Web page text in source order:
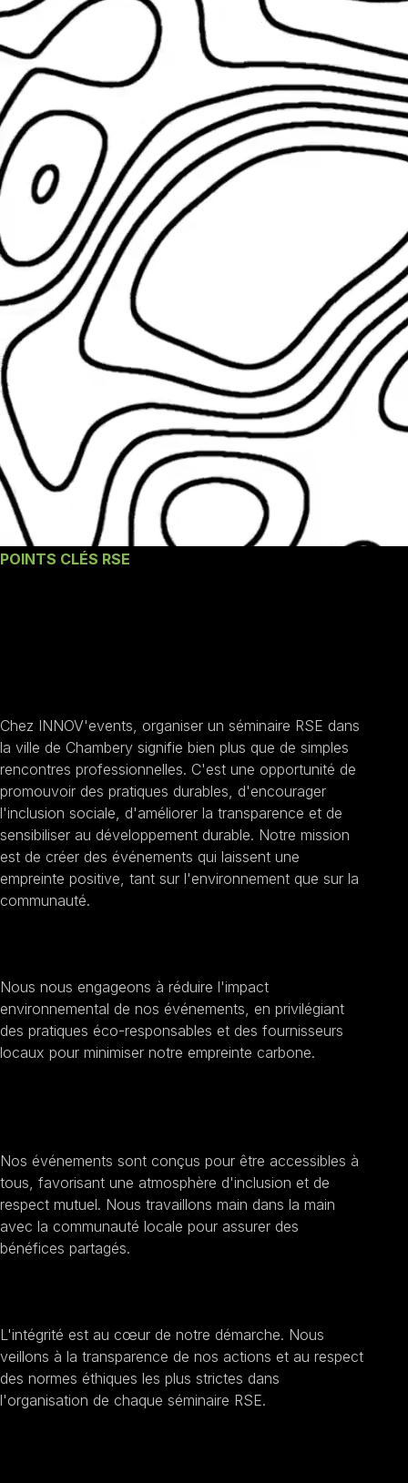
POINTS CLÉS RSE
Chez INNOV'events, organiser un séminaire RSE dans
la ville de Chambery signifie bien plus que de simples
rencontres professionnelles. C'est une opportunité de
promouvoir des pratiques durables, d'encourager
l'inclusion sociale, d'améliorer la transparence et de
sensibiliser au développement durable. Notre mission
est de créer des événements qui laissent une
empreinte positive, tant sur l'environnement que sur la
communauté.
Nous nous engageons à réduire l'impact
environnemental de nos événements, en privilégiant
des pratiques éco-responsables et des fournisseurs
locaux pour minimiser notre empreinte carbone.
Nos événements sont conçus pour être accessibles à
tous, favorisant une atmosphère d'inclusion et de
respect mutuel. Nous travaillons main dans la main
avec la communauté locale pour assurer des
bénéfices partagés.
L'intégrité est au cœur de notre démarche. Nous
veillons à la transparence de nos actions et au respect
des normes éthiques les plus strictes dans
l'organisation de chaque séminaire RSE.